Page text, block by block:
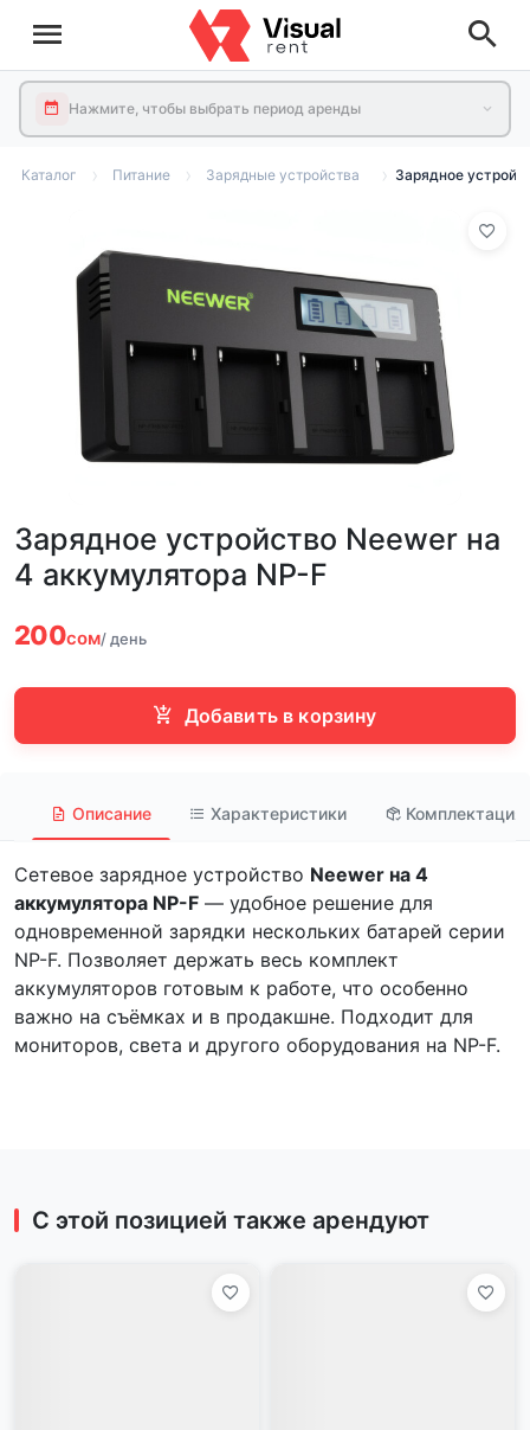
Нажмите, чтобы выбрать период аренды
Каталог Питание Зарядные устройства Зарядное
Зарядное устройство Neewer на
4 аккумулятора NP-F
200сом/ день
Добавить в корзину
Описание Характеристики Комплектация
Сетевое зарядное устройство Neewer на 4
аккумулятора NP-F — удобное решение для
одновременной зарядки нескольких батарей серии
NP-F. Позволяет держать весь комплект
аккумуляторов готовым к работе, что особенно
важно на съёмках и в продакшне. Подходит для
мониторов, света и другого оборудования на NP-F.
С этой позицией также арендуют